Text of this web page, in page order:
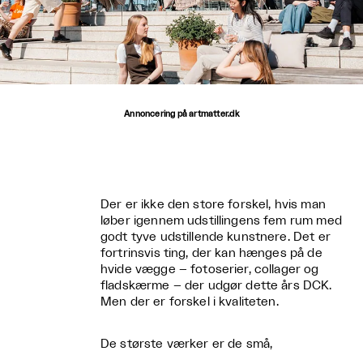
Annoncering på artmatter.dk
Der er ikke den store forskel, hvis man
løber igennem udstillingens fem rum med
godt tyve udstillende kunstnere. Det er
fortrinsvis ting, der kan hænges på de
hvide vægge – fotoserier, collager og
fladskærme – der udgør dette års DCK.
Men der er forskel i kvaliteten.
De største værker er de små,